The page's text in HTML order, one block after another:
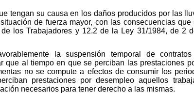
tengan su causa en los daños producidos por las
de fuerza mayor, con las consecuencias
los Trabajadores y 12.2 de la Ley 31/1984, de 2
la suspensión temporal de
que al tiempo en que se perciban las prestaciones
no se compute a efectos de consumir los
prestaciones por desempleo aquellos
necesarios para tener derecho a las mismas.